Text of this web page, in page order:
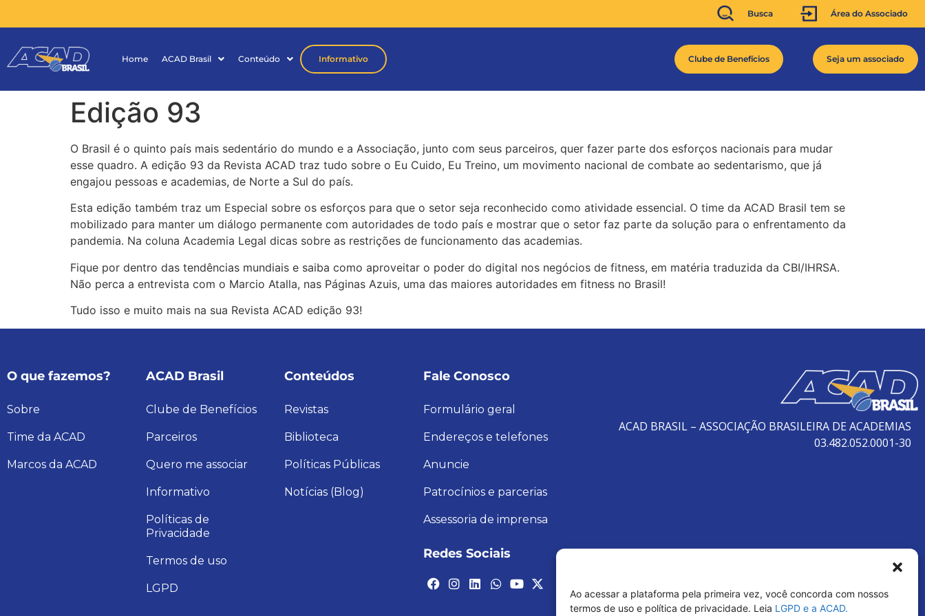
Ao acessar a plataforma pela primeira vez, você concorda com nossos
termos de uso e política de privacidade. Leia LGPD e a ACAD.
Busca Área do Associado
Home ACAD Brasil Conteúdo Informativo Clube de Benefícios Seja um associado
Edição 93
O Brasil é o quinto país mais sedentário do mundo e a Associação, junto com seus parceiros, quer fazer parte dos esforços nacionais para mudar
esse quadro. A edição 93 da Revista ACAD traz tudo sobre o Eu Cuido, Eu Treino, um movimento nacional de combate ao sedentarismo, que já
engajou pessoas e academias, de Norte a Sul do país.
Esta edição também traz um Especial sobre os esforços para que o setor seja reconhecido como atividade essencial. O time da ACAD Brasil tem se
mobilizado para manter um diálogo permanente com autoridades de todo país e mostrar que o setor faz parte da solução para o enfrentamento da
pandemia. Na coluna Academia Legal dicas sobre as restrições de funcionamento das academias.
Fique por dentro das tendências mundiais e saiba como aproveitar o poder do digital nos negócios de fitness, em matéria traduzida da CBI/IHRSA.
Não perca a entrevista com o Marcio Atalla, nas Páginas Azuis, uma das maiores autoridades em fitness no Brasil!
Tudo isso e muito mais na sua Revista ACAD edição 93!
O que fazemos?
Sobre
Time da ACAD
Marcos da ACAD
ACAD Brasil
Clube de Benefícios
Parceiros
Quero me associar
Informativo
Políticas de
Privacidade
Termos de uso
LGPD
Conteúdos
Revistas
Biblioteca
Políticas Públicas
Notícias (Blog)
Fale Conosco
Formulário geral
Endereços e telefones
Anuncie
Patrocínios e parcerias
Assessoria de imprensa
Redes Sociais
ACAD BRASIL – ASSOCIAÇÃO BRASILEIRA DE ACADEMIAS
03.482.052.0001-30